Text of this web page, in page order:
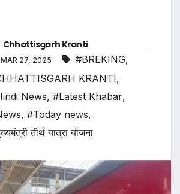
Chhattisgarh Kranti
MAR 27, 2025 #BREKING,
KRANTI,
News, #Latest Khabar,
, #Today news,
तीर्थ यात्रा योजना